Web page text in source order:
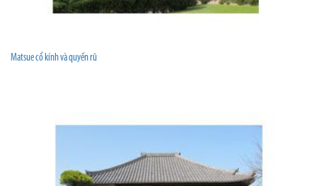
Matsue cổ kính và quyến rũ